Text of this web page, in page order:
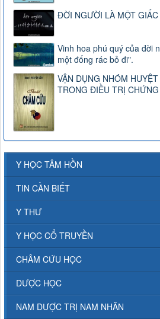
ĐỜI NGƯỜI LÀ MỘT
Vinh hoa phú quý của đời
một đống rác bỏ đi".
VẬN DỤNG NHÓM
TRONG ĐIỀU TRỊ
Y HỌC TÂM HỒN
TIN CẦN BIẾT
Y THƯ
Y HỌC CỔ TRUYỀN
CHÂM CỨU HỌC
DƯỢC HỌC
NAM DƯỢC TRỊ NAM NHÂN